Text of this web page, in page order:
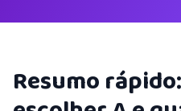
Resumo